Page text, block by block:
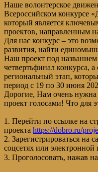
Наше волонтерское
Всероссийском конкурсе
который является
проектов, направленным
Для нас конкурс – это
развития, найти
Наш проект под
четвертьфинал конкурса, а
региональный этап,
период с 19 по 30 июня
Дорогие, Нам очень
проект голосами! Что для
1. Перейти по ссылке на
проекта https://dobro.ru/
2. Зарегистрироваться на
соцсетях или электронной
3. Проголосовать, нажав